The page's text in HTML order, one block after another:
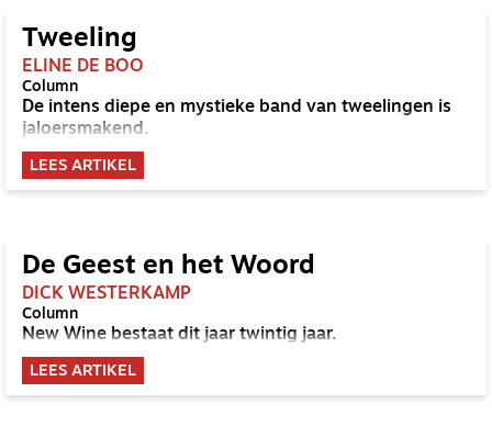
Tweeling
ELINE DE BOO
Column
De intens diepe en mystieke band van tweelingen is
jaloersmakend.
LEES ARTIKEL
De Geest en het Woord
DICK WESTERKAMP
Column
New Wine bestaat dit jaar twintig jaar.
LEES ARTIKEL